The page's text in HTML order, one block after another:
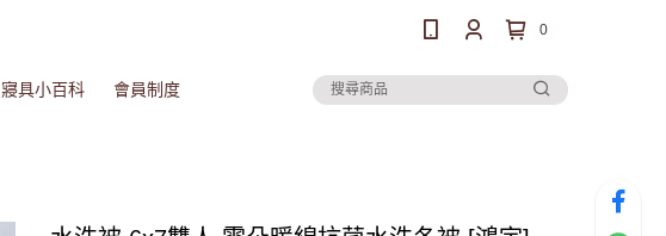
0
寢具小百科 會員制度